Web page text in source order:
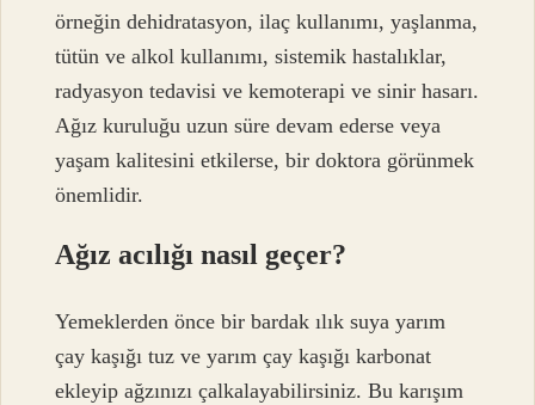
örneğin dehidratasyon, ilaç kullanımı, yaşlanma,
tütün ve alkol kullanımı, sistemik hastalıklar,
radyasyon tedavisi ve kemoterapi ve sinir hasarı.
Ağız kuruluğu uzun süre devam ederse veya
yaşam kalitesini etkilerse, bir doktora görünmek
önemlidir.
Ağız acılığı nasıl geçer?
Yemeklerden önce bir bardak ılık suya yarım
çay kaşığı tuz ve yarım çay kaşığı karbonat
ekleyip ağzınızı çalkalayabilirsiniz. Bu karışım